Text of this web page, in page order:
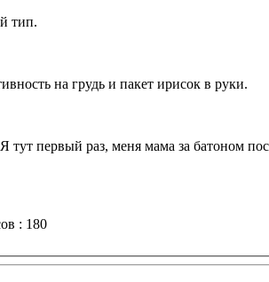
тип.
на грудь и пакет ирисок в руки.
тут первый раз, меня мама за батоном
: 180